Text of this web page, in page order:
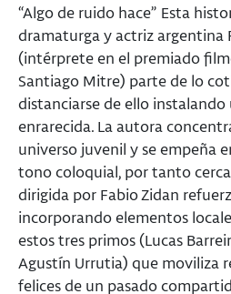
“Algo de ruido hace” Esta
dramaturga y actriz argentina
(intérprete en el premiado
Santiago Mitre) parte de lo
distanciarse de ello
enrarecida. La autora
universo juvenil y se empeña
tono coloquial, por tanto
dirigida por Fabio Zidan
incorporando elementos
estos tres primos (Lucas
Agustín Urrutia) que moviliza
felices de un pasado